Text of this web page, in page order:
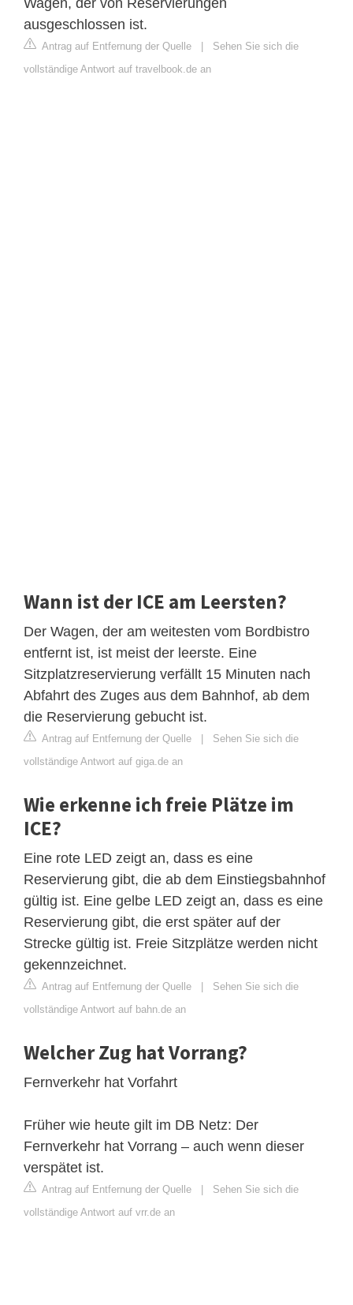
ausgeschlossen ist.
Antrag auf Entfernung der Quelle | Sehen Sie sich die
vollständige Antwort auf travelbook.de an
Wann ist der ICE am Leersten?
Der Wagen, der am weitesten vom Bordbistro
entfernt ist, ist meist der leerste. Eine
Sitzplatzreservierung verfällt 15 Minuten nach
Abfahrt des Zuges aus dem Bahnhof, ab dem
die Reservierung gebucht ist.
Antrag auf Entfernung der Quelle | Sehen Sie sich die
vollständige Antwort auf giga.de an
Wie erkenne ich freie Plätze im
ICE?
Eine rote LED zeigt an, dass es eine
Reservierung gibt, die ab dem Einstiegsbahnhof
gültig ist. Eine gelbe LED zeigt an, dass es eine
Reservierung gibt, die erst später auf der
Strecke gültig ist. Freie Sitzplätze werden nicht
gekennzeichnet.
Antrag auf Entfernung der Quelle | Sehen Sie sich die
vollständige Antwort auf bahn.de an
Welcher Zug hat Vorrang?
Fernverkehr hat Vorfahrt
Früher wie heute gilt im DB Netz: Der
Fernverkehr hat Vorrang – auch wenn dieser
verspätet ist.
Antrag auf Entfernung der Quelle | Sehen Sie sich die
vollständige Antwort auf vrr.de an